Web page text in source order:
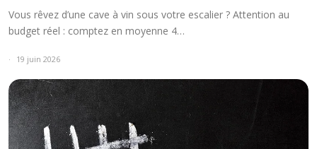
Vous rêvez d’une cave à vin sous votre escalier ? Attention au
budget réel : comptez en moyenne 4…
19 juin 2026